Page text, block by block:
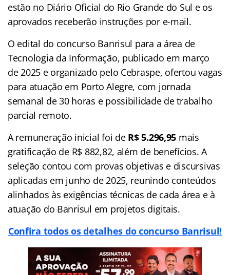
estão no Diário Oficial do Rio Grande do Sul e os
aprovados receberão instruções por e-mail.
O edital do concurso Banrisul para a área de
Tecnologia da Informação, publicado em março
de 2025 e organizado pelo Cebraspe, ofertou vagas
para atuação em Porto Alegre, com jornada
semanal de 30 horas e possibilidade de trabalho
parcial remoto.
A remuneração inicial foi de R$ 5.296,95 mais
gratificação de R$ 882,82, além de benefícios. A
seleção contou com provas objetivas e discursivas
aplicadas em junho de 2025, reunindo conteúdos
alinhados às exigências técnicas de cada área e à
atuação do Banrisul em projetos digitais.
Confira todos os detalhes do concurso Banrisul!